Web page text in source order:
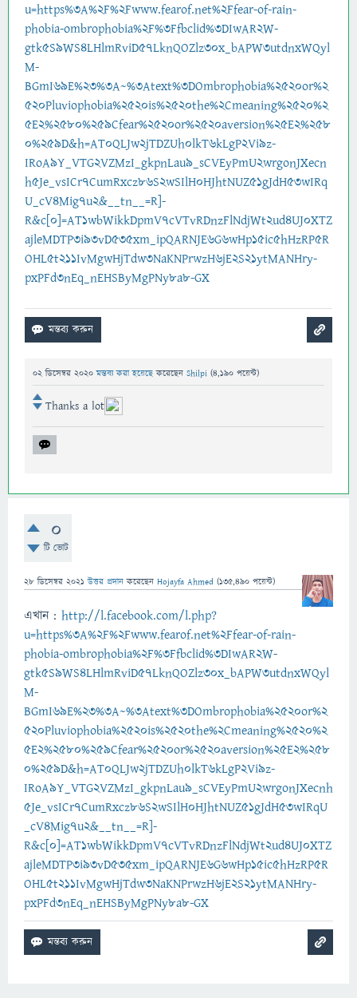
u=https%3A%2F%2Fwww.fearof.net%2Ffear-of-rain-
phobia-ombrophobia%2F%3Ffbclid%3DIwAR2W-
gtk5S9WS4LHlmRviD57LknQOZlz30x_bAPW3utdnxWQyl
M-
BGmI69E%23%3A~%3Atext%3DOmbrophobia%2520or%2
520Pluviophobia%2520is%2520the%2Cmeaning%2520%2
5E2%2580%259Cfear%2520or%2520aversion%25E2%258
0%259D&h=AT0QLJw2jTDZUh0lkT6kLgP2Vi9z-
IRoA9Y_VTG2VZMzI_gkpnLau9_sCVEyPmU2wrgonJXecn
h5Je_vsICr7CumRxcz86S2wSIlH0HJhtNUZ51gJdH53wIRq
U_cV4Mig7u2&__tn__=R]-
R&c[0]=AT1wbWikkDpmV7cVTvRDnzFlNdjWt2ud4UJ0XTZ
ajleMDTP3i93vD535xm_ipQARNJE6G6wHp15ic5hHzRP5R
OHL5t211IvMgwHjTdw3NaKNPrwzH6jE2S21ytMANHry-
pxPFd3nEq_nEHSByMgPNy8a8-GX
02 ডিসেম্বর 2020 মন্তব্য করা হয়েছেকরেছেন Shilpi (4,190 পয়েন্ট)
Thanks a lot
0
টি ভোট
28 ডিসেম্বর 2021 উত্তর প্রদান করেছেন Hojayfa Ahmed (135,490 পয়েন্ট)
এখান : http://l.facebook.com/l.php?
u=https%3A%2F%2Fwww.fearof.net%2Ffear-of-rain-
phobia-ombrophobia%2F%3Ffbclid%3DIwAR2W-
gtk5S9WS4LHlmRviD57LknQOZlz30x_bAPW3utdnxWQyl
M-
BGmI69E%23%3A~%3Atext%3DOmbrophobia%2520or%2
520Pluviophobia%2520is%2520the%2Cmeaning%2520%2
5E2%2580%259Cfear%2520or%2520aversion%25E2%258
0%259D&h=AT0QLJw2jTDZUh0lkT6kLgP2Vi9z-
IRoA9Y_VTG2VZMzI_gkpnLau9_sCVEyPmU2wrgonJXecnh
5Je_vsICr7CumRxcz86S2wSIlH0HJhtNUZ51gJdH53wIRqU
_cV4Mig7u2&__tn__=R]-
R&c[0]=AT1wbWikkDpmV7cVTvRDnzFlNdjWt2ud4UJ0XTZ
ajleMDTP3i93vD535xm_ipQARNJE6G6wHp15ic5hHzRP5R
OHL5t211IvMgwHjTdw3NaKNPrwzH6jE2S21ytMANHry-
pxPFd3nEq_nEHSByMgPNy8a8-GX